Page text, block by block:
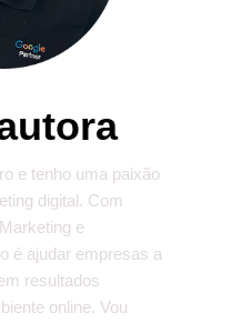
e tenho uma paixão
digital. Com
e
é ajudar empresas a
resultados
online. Vou